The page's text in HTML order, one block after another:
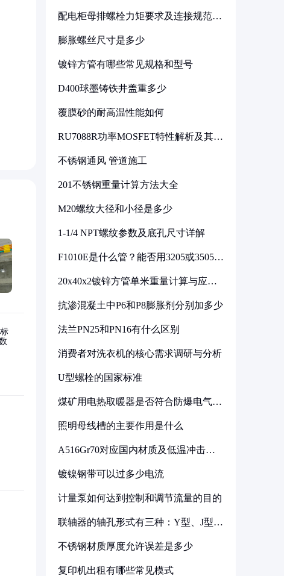
配电柜母排螺栓力矩要求及连接规范详
膨胀螺丝尺寸是多少
镀锌方管有哪些常见规格和型号
D400球墨铸铁井盖重多少
覆膜砂的耐高温性能如何
RU7088R功率MOSFET特性解析及其在
不锈钢通风 管道施工
201不锈钢重量计算方法大全
M20螺纹大径和小径是多少
1-1/4 NPT螺纹参数及底孔尺寸详解
F1010E是什么管？能否用3205或3505代
20x40x2镀锌方管单米重量计算与应用
抗渗混凝土中P6和P8膨胀剂分别加多少
法兰PN25和PN16有什么区别
消费者对洗衣机的核心需求调研与分析
U型螺栓的国家标准
煤矿用电热取暖器是否符合防爆电气设
照明母线槽的主要作用是什么
A516Gr70对应国内材质及低温冲击要
镀镍钢带可以过多少电流
计量泵如何达到控制和调节流量的目的
联轴器的轴孔形式有三种：Y型、J型、
不锈钢材质厚度允许误差是多少
复印机出租有哪些常见模式